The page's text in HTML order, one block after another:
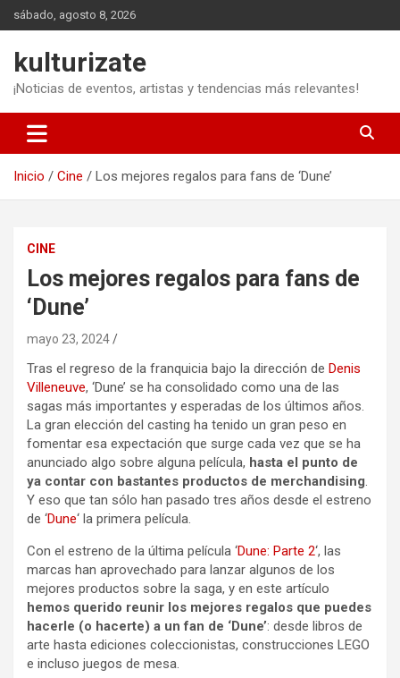
Saltar
al
sábado, agosto 8, 2026
kulturizate
¡Noticias de eventos, artistas y tendencias más relevantes!
Inicio Cine Los mejores regalos para fans de ‘Dune’
CINE
Los mejores regalos para fans de
‘Dune’
mayo 23, 2024
Tras el regreso de la franquicia bajo la dirección de Denis
Villeneuve, ‘Dune’ se ha consolidado como una de las
sagas más importantes y esperadas de los últimos años.
La gran elección del casting ha tenido un gran peso en
fomentar esa expectación que surge cada vez que se ha
anunciado algo sobre alguna película, hasta el punto de
ya contar con bastantes productos de merchandising.
Y eso que tan sólo han pasado tres años desde el estreno
de ‘Dune‘ la primera película.
Con el estreno de la última película ‘Dune: Parte 2‘, las
marcas han aprovechado para lanzar algunos de los
mejores productos sobre la saga, y en este artículo
hemos querido reunir los mejores regalos que puedes
hacerle (o hacerte) a un fan de ‘Dune’: desde libros de
arte hasta ediciones coleccionistas, construcciones LEGO
e incluso juegos de mesa.